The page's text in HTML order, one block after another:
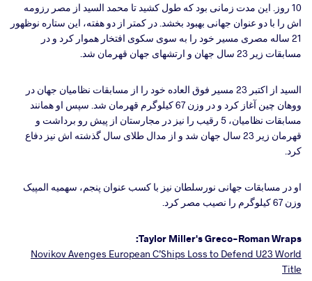
10 روز. این مدت زمانی بود که طول کشید تا محمد السید از مصر رزومه
اش را با دو عنوان جهانی بهبود بخشد. در کمتر از دو هفته، این ستاره نوظهور
21 ساله مصری مسیر خود را به سوی سکوی افتخار هموار کرد و در
مسابقات زیر 23 سال جهان و ارتشهای جهان قهرمان شد.
السید از اکتبر 23 مسیر فوق العاده خود را از مسابقات نظامیان جهان در
ووهان چین آغاز کرد و در وزن 67 کیلوگرم قهرمان شد. سپس او همانند
مسابقات نظامیان، 5 رقیب را نیز در مجارستان از پیش رو برداشت و
قهرمان زیر 23 سال جهان شد و از مدال طلای سال گذشته اش نیز دفاع
کرد.
او در مسابقات جهانی نورسلطان نیز با کسب عنوان پنجم، سهمیه المپیک
وزن 67 کیلوگرم را نصیب مصر کرد.
Taylor Miller's Greco-Roman Wraps:
Novikov Avenges European C’Ships Loss to Defend U23 World
Title